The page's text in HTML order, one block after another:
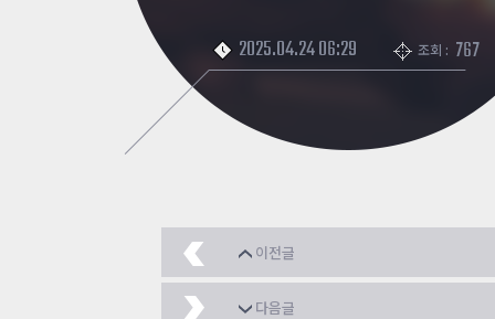
2025.04.24 06:29 조회 : 767
이전글
JKCH_downhill
다음글